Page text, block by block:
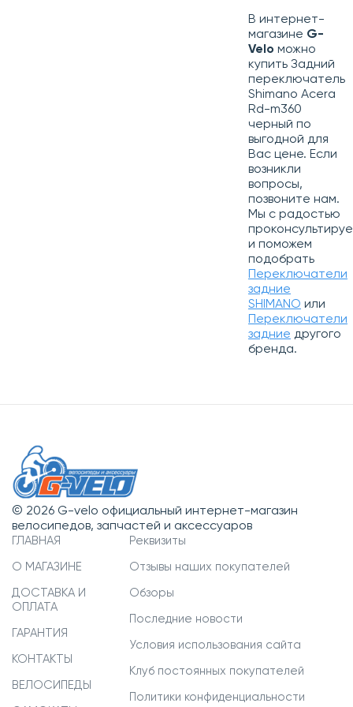
В интернет-
магазине G-
Velo можно
купить Задний
переключатель
Shimano Acera
Rd-m360
черный по
выгодной для
Вас цене. Если
возникли
вопросы,
позвоните нам.
Мы с радостью
и поможем
подобрать
Переключатели
задние
SHIMANO или
Переключатели
задние другого
бренда.
© 2026 G-velo официальный интернет-магазин
велосипедов, запчастей и аксессуаров
ГЛАВНАЯ
О МАГАЗИНЕ
ДОСТАВКА И
ОПЛАТА
ГАРАНТИЯ
КОНТАКТЫ
ВЕЛОСИПЕДЫ
Реквизиты
Отзывы наших покупателей
Обзоры
Последние новости
Условия использования сайта
Клуб постоянных покупателей
Политики конфиденциальности